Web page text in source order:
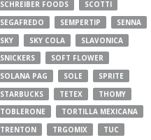
SCHREIBER FOODS
SCOTTI
SEGAFREDO
SEMPERTIP
SENNA
SKY
SKY COLA
SLAVONICA
SNICKERS
SOFT FLOWER
SOLANA PAG
SOLE
SPRITE
STARBUCKS
TETEX
THOMY
TOBLERONE
TORTILLA MEXICANA
TRENTON
TRGOMIX
TUC